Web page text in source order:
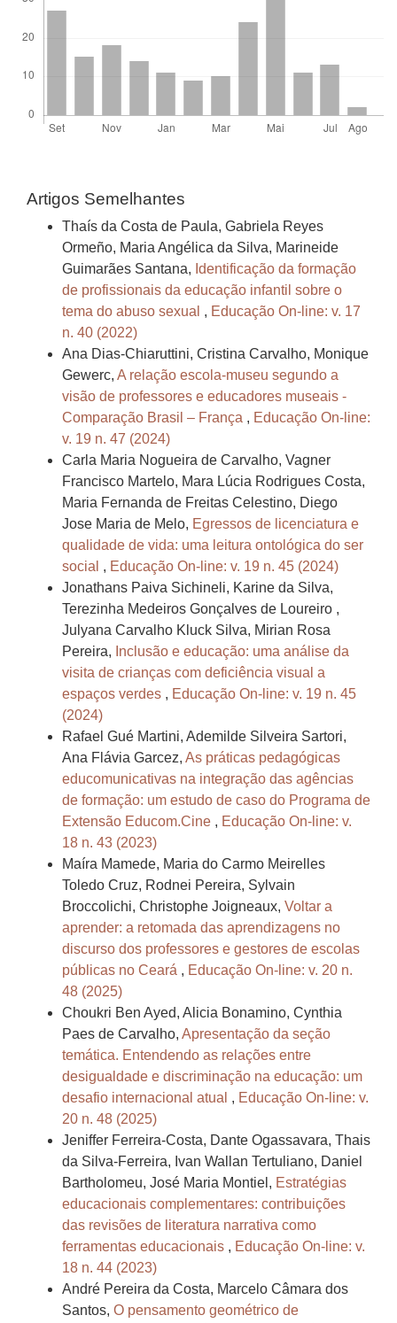
Artigos Semelhantes
Thaís da Costa de Paula, Gabriela Reyes
Ormeño, Maria Angélica da Silva, Marineide
Guimarães Santana, Identificação da formação
de profissionais da educação infantil sobre o
tema do abuso sexual , Educação On-line: v. 17
n. 40 (2022)
Ana Dias-Chiaruttini, Cristina Carvalho, Monique
Gewerc, A relação escola-museu segundo a
visão de professores e educadores museais -
Comparação Brasil – França , Educação On-line:
v. 19 n. 47 (2024)
Carla Maria Nogueira de Carvalho, Vagner
Francisco Martelo, Mara Lúcia Rodrigues Costa,
Maria Fernanda de Freitas Celestino, Diego
Jose Maria de Melo, Egressos de licenciatura e
qualidade de vida: uma leitura ontológica do ser
social , Educação On-line: v. 19 n. 45 (2024)
Jonathans Paiva Sichineli, Karine da Silva,
Terezinha Medeiros Gonçalves de Loureiro ,
Julyana Carvalho Kluck Silva, Mirian Rosa
Pereira, Inclusão e educação: uma análise da
visita de crianças com deficiência visual a
espaços verdes , Educação On-line: v. 19 n. 45
(2024)
Rafael Gué Martini, Ademilde Silveira Sartori,
Ana Flávia Garcez, As práticas pedagógicas
educomunicativas na integração das agências
de formação: um estudo de caso do Programa de
Extensão Educom.Cine , Educação On-line: v.
18 n. 43 (2023)
Maíra Mamede, Maria do Carmo Meirelles
Toledo Cruz, Rodnei Pereira, Sylvain
Broccolichi, Christophe Joigneaux, Voltar a
aprender: a retomada das aprendizagens no
discurso dos professores e gestores de escolas
públicas no Ceará , Educação On-line: v. 20 n.
48 (2025)
Choukri Ben Ayed, Alicia Bonamino, Cynthia
Paes de Carvalho, Apresentação da seção
temática. Entendendo as relações entre
desigualdade e discriminação na educação: um
desafio internacional atual , Educação On-line: v.
20 n. 48 (2025)
Jeniffer Ferreira-Costa, Dante Ogassavara, Thais
da Silva-Ferreira, Ivan Wallan Tertuliano, Daniel
Bartholomeu, José Maria Montiel, Estratégias
educacionais complementares: contribuições
das revisões de literatura narrativa como
ferramentas educacionais , Educação On-line: v.
18 n. 44 (2023)
André Pereira da Costa, Marcelo Câmara dos
Santos, O pensamento geométrico de